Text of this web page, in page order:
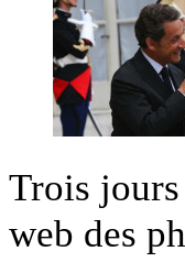
Trois
web des